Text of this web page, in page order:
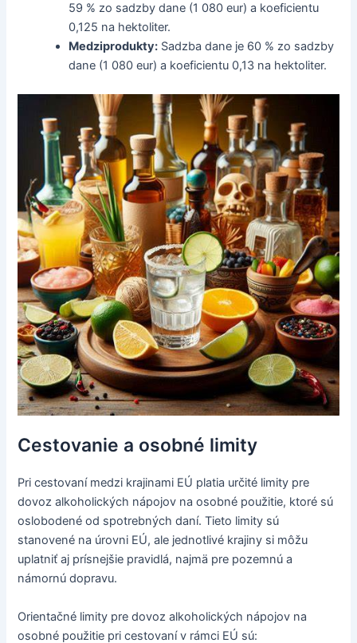
59 % zo sadzby dane (1 080 eur) a koeficientu
0,125 na hektoliter.
Medziprodukty: Sadzba dane je 60 % zo sadzby
dane (1 080 eur) a koeficientu 0,13 na hektoliter.
Cestovanie a osobné limity
Pri cestovaní medzi krajinami EÚ platia určité limity pre
dovoz alkoholických nápojov na osobné použitie, ktoré sú
oslobodené od spotrebných daní. Tieto limity sú
stanovené na úrovni EÚ, ale jednotlivé krajiny si môžu
uplatniť aj prísnejšie pravidlá, najmä pre pozemnú a
námornú dopravu.
Orientačné limity pre dovoz alkoholických nápojov na
osobné použitie pri cestovaní v rámci EÚ sú: